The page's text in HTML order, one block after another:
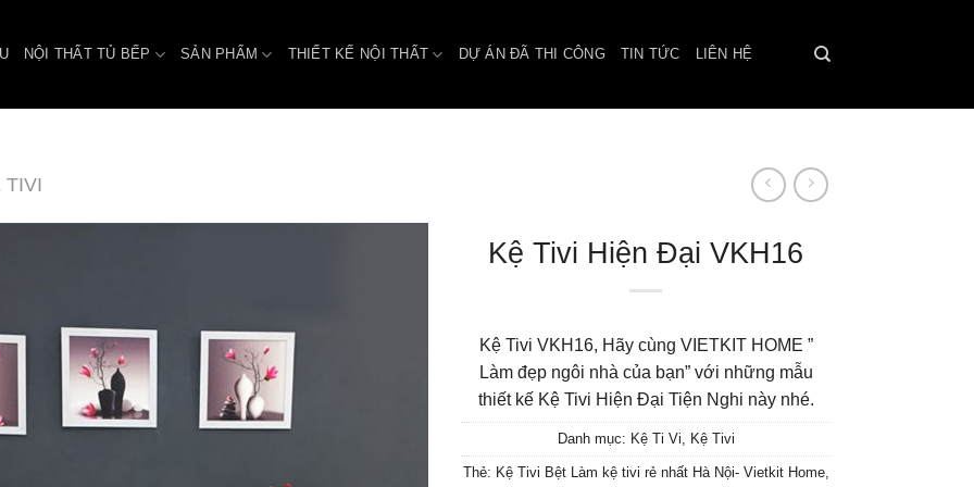
NỘI THẤT TỦ BẾP SẢN PHẨM THIẾT KẾ NỘI THẤT DỰ ÁN ĐÃ THI CÔNG TIN TỨC LIÊN HỆ
TIVI
Kệ Tivi Hiện Đại VKH16
Kệ Tivi VKH16, Hãy cùng VIETKIT HOME ”
Làm đẹp ngôi nhà của bạn” với những mẫu
thiết kế Kệ Tivi Hiện Đại Tiện Nghi này nhé.
Danh mục: Kệ Ti Vi, Kệ Tivi
Thẻ: Kệ Tivi Bệt Làm kệ tivi rẻ nhất Hà Nội- Vietkit Home,